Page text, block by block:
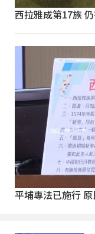
西拉雅成第17族
平埔專法已施行